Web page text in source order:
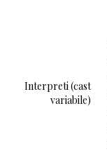
Interpreti (cast
variabile)